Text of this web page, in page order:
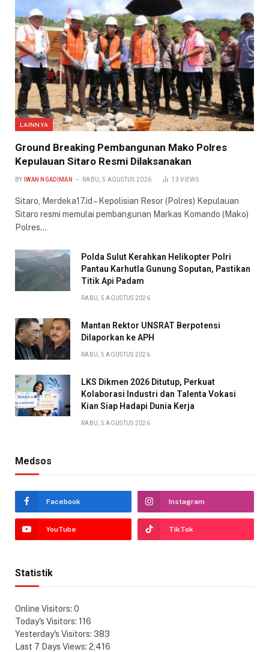
LAINNYA
Ground Breaking Pembangunan Mako Polres
Kepulauan Sitaro Resmi Dilaksanakan
BY IWAN NGADIMAN RABU, 5 AGUSTUS 2026 13VIEWS
Sitaro, Merdeka17.id – Kepolisian Resor (Polres) Kepulauan
Sitaro resmi memulai pembangunan Markas Komando (Mako)
Polres…
Polda Sulut Kerahkan Helikopter Polri
Pantau Karhutla Gunung Soputan, Pastikan
Titik Api Padam
RABU, 5 AGUSTUS 2026
Mantan Rektor UNSRAT Berpotensi
Dilaporkan ke APH
RABU, 5 AGUSTUS 2026
LKS Dikmen 2026 Ditutup, Perkuat
Kolaborasi Industri dan Talenta Vokasi
Kian Siap Hadapi Dunia Kerja
RABU, 5 AGUSTUS 2026
Medsos
Facebook Instagram
YouTube TikTok
Statistik
Online Visitors: 0
Today's Visitors: 116
Yesterday's Visitors: 383
Last 7 Days Views: 2,416